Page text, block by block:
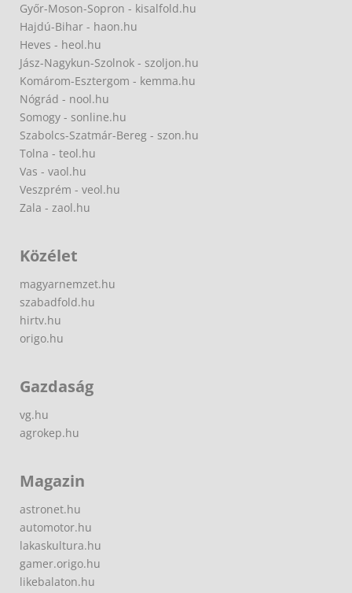
Győr-Moson-Sopron - kisalfold.hu
Hajdú-Bihar - haon.hu
Heves - heol.hu
Jász-Nagykun-Szolnok - szoljon.hu
Komárom-Esztergom - kemma.hu
Nógrád - nool.hu
Somogy - sonline.hu
Szabolcs-Szatmár-Bereg - szon.hu
Tolna - teol.hu
Vas - vaol.hu
Veszprém - veol.hu
Zala - zaol.hu
Közélet
magyarnemzet.hu
szabadfold.hu
hirtv.hu
origo.hu
Gazdaság
vg.hu
agrokep.hu
Magazin
astronet.hu
automotor.hu
lakaskultura.hu
gamer.origo.hu
likebalaton.hu